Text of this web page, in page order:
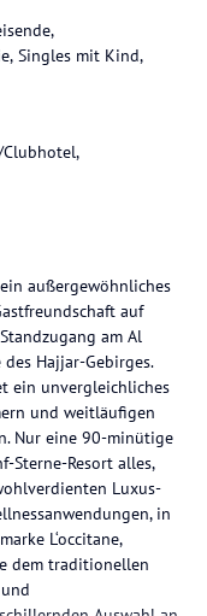
Singles mit Kind,
außergewöhnliches
auf
am Al
Hajjar-Gebirges.
ein unvergleichliches
und weitläufigen
Nur eine 90-minütige
Sterne-Resort alles,
Luxus-
in
L‘occitane,
dem traditionellen